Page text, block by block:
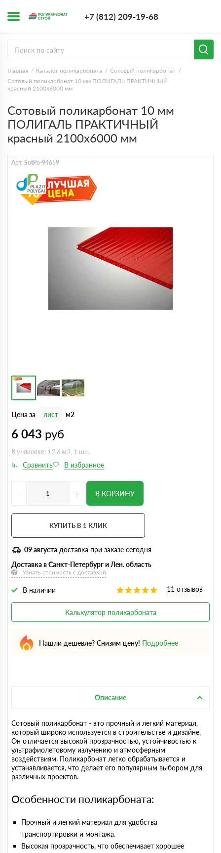
+7 (812) 209-19-68
Главная Каталог поликарбоната
Сотовый поликарбонат
Сотовый поликарбонат 10 мм ПОЛИГАЛЬ ПРАКТИЧНЫЙ
красный 2100х6000 мм
Сотовый поликарбонат 10 мм
ПОЛИГАЛЬ ПРАКТИЧНЫЙ
красный 2100х6000 мм
Арт. SotPo-94659
Цена за лист м2
6 043 руб
В упаковке: 12.6 м2, 1 шт
- + В КОРЗИНУ
КУПИТЬ В 1 КЛИК
09 августа доставка при заказе сегодня
Доставка в Санкт-Петербург и Лен. область
Узнать стоимость с доставкой
В наличии 11 отзывов
Калькулятор поликарбоната
Нашли дешевле? Снизим цену! Подробнее
Описание
Сотовый поликарбонат - это прочный и легкий материал,
который широко используется в строительстве и дизайне.
Он отличается высокой прозрачностью, устойчивостью к
ультрафиолетовому излучению и атмосферным
воздействиям. Поликарбонат легко обрабатывается и
устанавливается, что делает его популярным выбором для
различных проектов.
Особенности поликарбоната:
Прочный и легкий материал для удобства
транспортировки и монтажа.
Высокая прозрачность, что обеспечивает хорошее